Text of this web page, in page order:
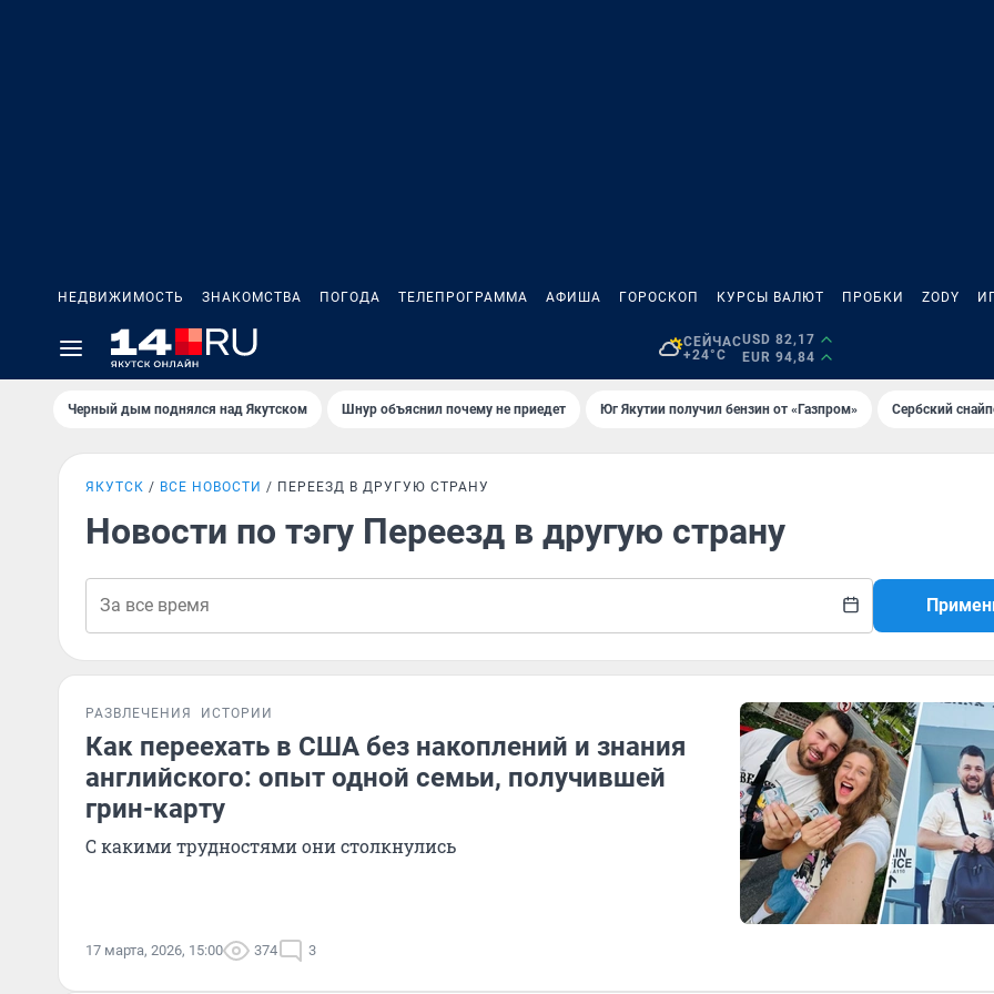
НЕДВИЖИМОСТЬ ЗНАКОМСТВА ПОГОДА ТЕЛЕПРОГРАММА АФИША ГОРОСКОП КУРСЫ ВАЛЮТ ПРОБКИ ZODY
СЕЙЧАС
+24°C
USD 82,17
EUR 94,84
Черный дым поднялся над Якутском Шнур объяснил почему не приедет Юг Якутии получил бензин от «Газпром» Сербский
ЯКУТСК ВСЕ НОВОСТИ ПЕРЕЕЗД В ДРУГУЮ СТРАНУ
Новости по тэгу Переезд в другую страну
РАЗВЛЕЧЕНИЯ ИСТОРИИ
Как переехать в США без накоплений и знания
английского: опыт одной семьи, получившей
грин-карту
С какими трудностями они столкнулись
17 марта, 2026, 15:00 374 3